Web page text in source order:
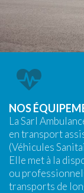
NOS
La Sarl
en transport
(Véhicules
Elle met à la
ou
transports de